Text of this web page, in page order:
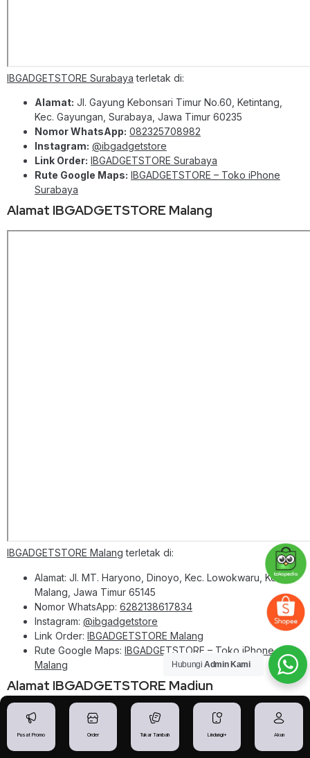
IBGADGETSTORE Surabaya terletak di:
Alamat: Jl. Gayung Kebonsari Timur No.60, Ketintang,
Kec. Gayungan, Surabaya, Jawa Timur 60235
Nomor WhatsApp: 082325708982
Instagram: @ibgadgetstore
Link Order: IBGADGETSTORE Surabaya
Rute Google Maps: IBGADGETSTORE – Toko iPhone
Surabaya
Alamat IBGADGETSTORE Malang
IBGADGETSTORE Malang terletak di:
Alamat: Jl. MT. Haryono, Dinoyo, Kec. Lowokwaru, Kota
Malang, Jawa Timur 65145
Nomor WhatsApp: 6282138617834
Instagram: @ibgadgetstore
Link Order: IBGADGETSTORE Malang
Rute Google Maps: IBGADGETSTORE – Toko iPhone
Malang
Alamat IBGADGETSTORE Madiun
Pusat Promo Order Tukar Tambah Lindungi+ Akun
Hubungi Admin Kami